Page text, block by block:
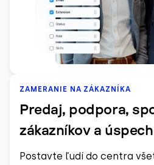
ZAMERANIE NA ZÁKAZNÍKA
Predaj, podpora,
zákazníkov a úspech
Postavte ľudí do centra